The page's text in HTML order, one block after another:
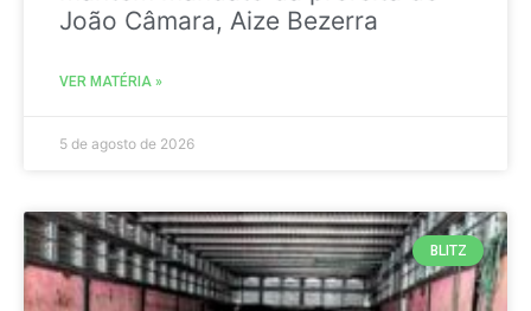
João Câmara, Aize Bezerra
VER MATÉRIA »
5 de agosto de 2026
BLITZ